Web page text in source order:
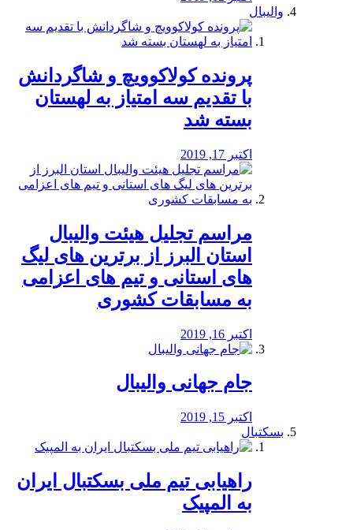
والیبال
پرونده کولاکوویچ و شاگردانش
با تقدیم سه امتیاز به لهستان
بسته شد
اکتبر 17, 2019
مراسم تجلیل هیئت والیبال
استان البرز از برترین های لیگ
های استانی و تیم های اعزامی
به مسابقات کشوری
اکتبر 16, 2019
جام جهانی والیبال
اکتبر 15, 2019
بسکتبال
راهیابی تیم ملی بسکتبال ایران
به المپیک